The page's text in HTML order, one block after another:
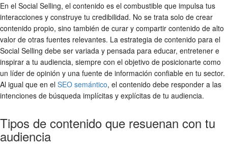
En el Social Selling, el contenido es el combustible que impulsa tus
interacciones y construye tu credibilidad. No se trata solo de crear
contenido propio, sino también de curar y compartir contenido de alto
valor de otras fuentes relevantes. La estrategia de contenido para el
Social Selling debe ser variada y pensada para educar, entretener e
inspirar a tu audiencia, siempre con el objetivo de posicionarte como
un líder de opinión y una fuente de información confiable en tu sector.
Al igual que en el SEO semántico, el contenido debe responder a las
intenciones de búsqueda implícitas y explícitas de tu audiencia.
Tipos de contenido que resuenan con tu
audiencia